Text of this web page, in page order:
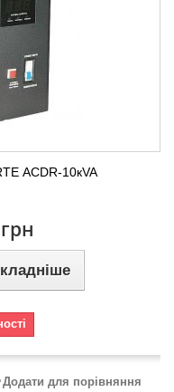
АСDR-10кVA
Додати для порівняння